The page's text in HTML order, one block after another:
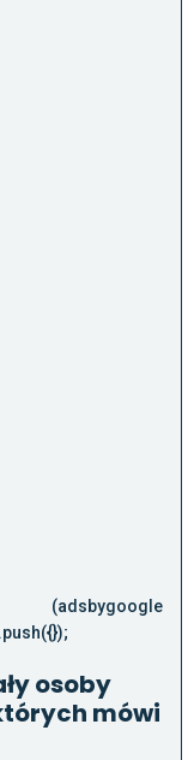
(adsbygoogle
osoby
mówi